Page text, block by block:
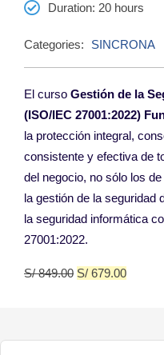
Duration: 20 hours
Categories: SINCRONA
El curso Gestión de la
(ISO/IEC 27001:2022)
la protección integral,
consistente y efectiva de
del negocio, no sólo los
la gestión de la seguridad
la seguridad informática
27001:2022.
S/849.00 S/ 679.00